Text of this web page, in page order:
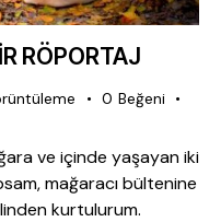
RÖPORTAJ
0 Beğeni
ve içinde yaşayan iki
mağaracı bültenine
kurtulurum.